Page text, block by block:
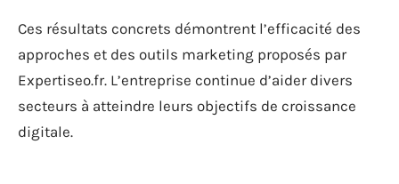
Ces résultats concrets démontrent l’efficacité des
approches et des outils marketing proposés par
Expertiseo.fr. L’entreprise continue d’aider divers
secteurs à atteindre leurs objectifs de croissance
digitale.